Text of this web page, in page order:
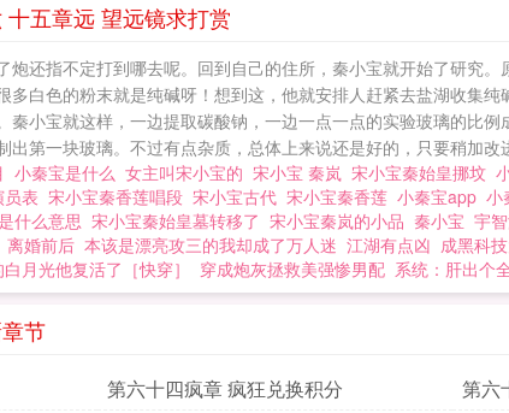
十五章远 望远镜求打赏
炮还指不定打到哪去呢。回到自己的住所，秦小宝就开始了研究
多白色的粉末就是纯碱呀！想到这，他就安排人赶紧去盐湖收集
秦小宝就这样，一边提取碳酸钠，一边一点一点的实验玻璃的比
出第一块玻璃。不过有点杂质，总体上来说还是好的，只要稍加
小秦宝是什么 女主叫宋小宝的 宋小宝 秦岚 宋小宝秦始皇挪坟
表 宋小宝秦香莲唱段 宋小宝古代 宋小宝秦香莲 小秦宝app 小
什么意思 宋小宝秦始皇墓转移了 宋小宝秦岚的小品 秦小宝 宇
离婚前后 本该是漂亮攻三的我却成了万人迷 江湖有点凶 成黑科
月光他复活了［快穿］ 穿成炮灰拯救美强惨男配 系统：肝出个
节
第六十四疯章 疯狂兑换积分 第六